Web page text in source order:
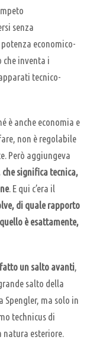
senza
economico-
che inventa i
tecnico-
è anche economia e
non è regolabile
Però aggiungeva
che significa tecnica,
. E qui c’era il
di quale rapporto
è esattamente,
un salto avanti,
salto della
ma solo in
technicus di
natura esteriore.